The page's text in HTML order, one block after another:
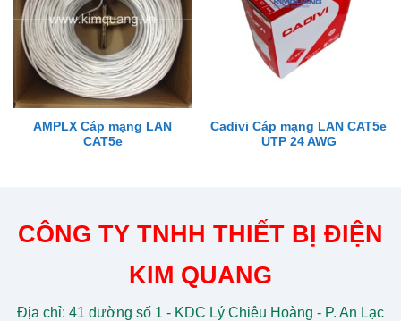
AMPLX Cáp mạng LAN
CAT5e
Cadivi Cáp mạng LAN CAT5e
UTP 24 AWG
CÔNG TY TNHH THIẾT BỊ ĐIỆN
KIM QUANG
Địa chỉ: 41 đường số 1 - KDC Lý Chiêu Hoàng - P. An Lạc